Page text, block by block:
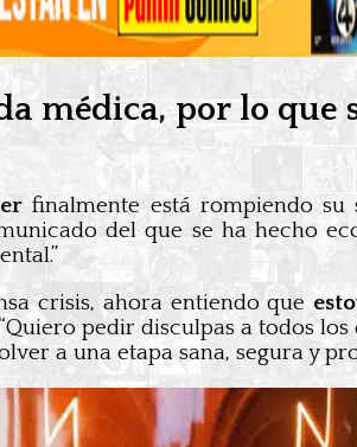
médica, por lo que
finalmente está rompiendo
del que se ha hecho
crisis, ahora entiendo que
pedir disculpas a todos
a una etapa sana, segura y